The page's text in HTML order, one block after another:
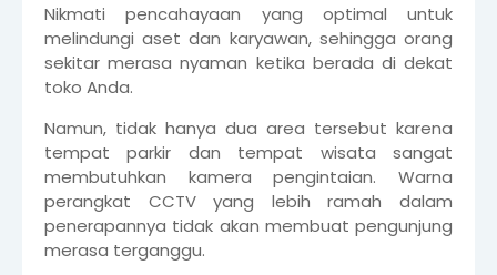
Nikmati pencahayaan yang optimal untuk
melindungi aset dan karyawan, sehingga orang
sekitar merasa nyaman ketika berada di dekat
toko Anda.
Namun, tidak hanya dua area tersebut karena
tempat parkir dan tempat wisata sangat
membutuhkan kamera pengintaian. Warna
perangkat CCTV yang lebih ramah dalam
penerapannya tidak akan membuat pengunjung
merasa terganggu.